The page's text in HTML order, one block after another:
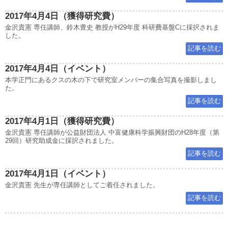
2017年4月4日（獲得研究費）
金沢貴憲 専任講師、鈴木豊史 教授がH29年度 科研費基盤Cに採択されま
した。
記事を読む
2017年4月4日（イベント）
本学正門にあるクスの木の下で研究室メンバーの集合写真を撮影しまし
た。
記事を読む
2017年4月1日（獲得研究費）
金沢貴憲 専任講師が公益財団法人 中富健康科学振興財団のH28年度（第
29回）研究助成金に採択されました。
記事を読む
2017年4月1日（イベント）
金沢貴憲 先生が専任講師としてご着任されました。
記事を読む